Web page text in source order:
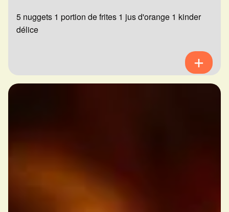
5 nuggets 1 portion de frites 1 jus d'orange 1 kinder
délice